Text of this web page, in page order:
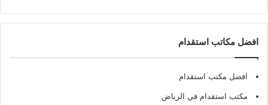
افضل مكاتب استقدام
افضل مكتب استقدام
مكتب استقدام في الرياض